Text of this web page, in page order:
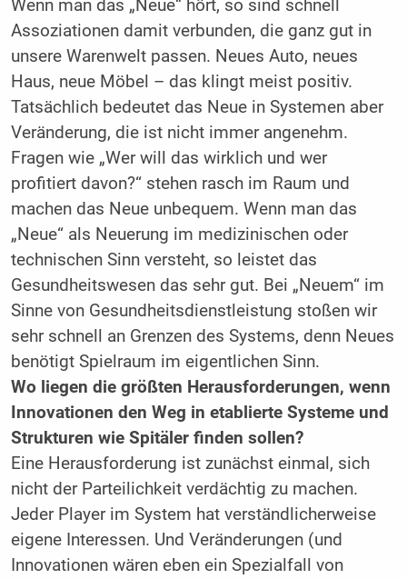
Wenn man das „Neue“ hört, so sind schnell
Assoziationen damit verbunden, die ganz gut in
unsere Warenwelt passen. Neues Auto, neues
Haus, neue Möbel – das klingt meist positiv.
Tatsächlich bedeutet das Neue in Systemen aber
Veränderung, die ist nicht immer angenehm.
Fragen wie „Wer will das wirklich und wer
profitiert davon?“ stehen rasch im Raum und
machen das Neue unbequem. Wenn man das
„Neue“ als Neuerung im medizinischen oder
technischen Sinn versteht, so leistet das
Gesundheitswesen das sehr gut. Bei „Neuem“ im
Sinne von Gesundheitsdienstleistung stoßen wir
sehr schnell an Grenzen des Systems, denn Neues
benötigt Spielraum im eigentlichen Sinn.
Wo liegen die größten Herausforderungen, wenn
Innovationen den Weg in etablierte Systeme und
Strukturen wie Spitäler finden sollen?
Eine Herausforderung ist zunächst einmal, sich
nicht der Parteilichkeit verdächtig zu machen.
Jeder Player im System hat verständlicherweise
eigene Interessen. Und Veränderungen (und
Innovationen wären eben ein Spezialfall von